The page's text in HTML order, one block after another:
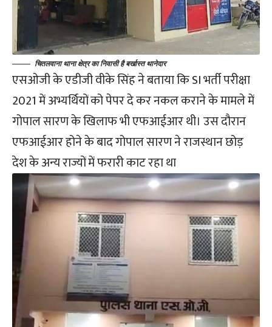
चितलवाना थाना क्षेत्र का निवासी है बर्खास्त थानेदार
एसओजी के एडीजी वीके सिंह ने बताया कि SI भर्ती परीक्षा
2021 में अभ्यर्थियों को पेपर दे कर नकल कराने के मामले में
गोपाल सारण के खिलाफ भी एफआईआर थी। उस दौरान
एफआईआर होने के बाद गोपाल सारण ने राजस्थान छोड़
देश के अन्य राज्यों में फरारी काट रहा था